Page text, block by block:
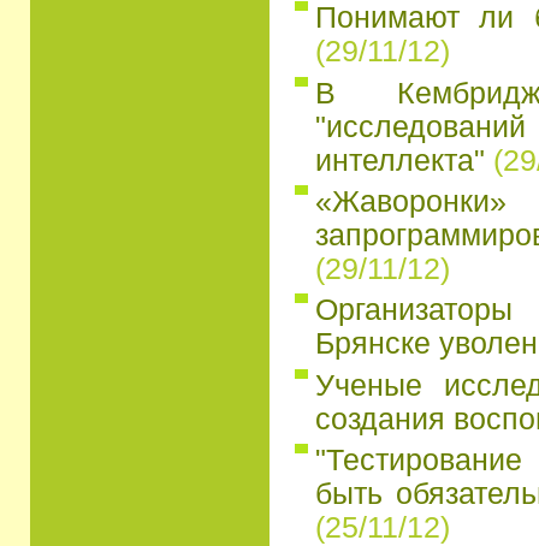
Понимают ли
(29/11/12)
В
интеллекта"
(29/11/12)
Брянске
Ученые
создания
быть
(25/11/12)